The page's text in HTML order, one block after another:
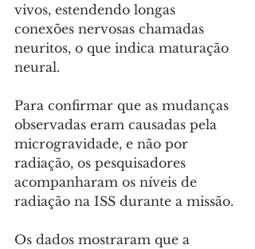
vivos, estendendo longas
conexões nervosas chamadas
neuritos, o que indica maturação
neural.
Para confirmar que as mudanças
observadas eram causadas pela
microgravidade, e não por
radiação, os pesquisadores
acompanharam os níveis de
radiação na ISS durante a missão.
Os dados mostraram que a